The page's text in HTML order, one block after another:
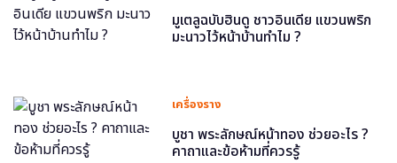
มูเตลูฉบับฮินดู ชาวอินเดีย แขวนพริก
มะนาวไว้หน้าบ้านทำไม ?
เครื่องราง
บูชา พระลักษณ์หน้าทอง ช่วยอะไร ?
คาถาและข้อห้ามที่ควรรู้